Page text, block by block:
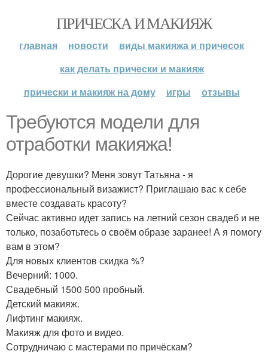
ПРИЧЕСКА И МАКИЯЖ
главная новости
виды макияжа и причесок
как делать прически и макияж
прически и макияж на дому
игры отзывы
Требуются модели для
отработки макияжа!
Дорогие девушки? Меня зовут Татьяна - я
профессиональный визажист? Приглашаю вас к себе
вместе создавать красоту?
Сейчас активно идет запись на летний сезон свадеб и не
только, позаботьтесь о своём образе заранее! А я помогу
вам в этом?
Для новых клиентов скидка %?
Вечерний: 1000.
Свадебный 1500 500 пробный.
Детский макияж.
Лифтинг макияж.
Макияж для фото и видео.
Сотрудничаю с мастерами по причёскам?